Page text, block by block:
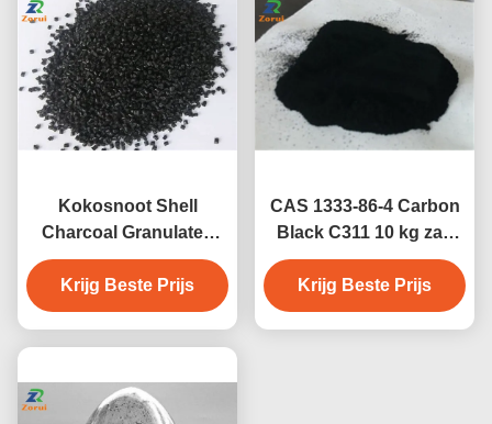
Kokosnoot Shell
Charcoal Granulated
Activated Carbon CAS
645365-11-3
Krijg Beste Prijs
CAS 1333-86-4 Carbon
Black C311 10 kg zak
voor rubber en
kunststof
Krijg Beste Prijs